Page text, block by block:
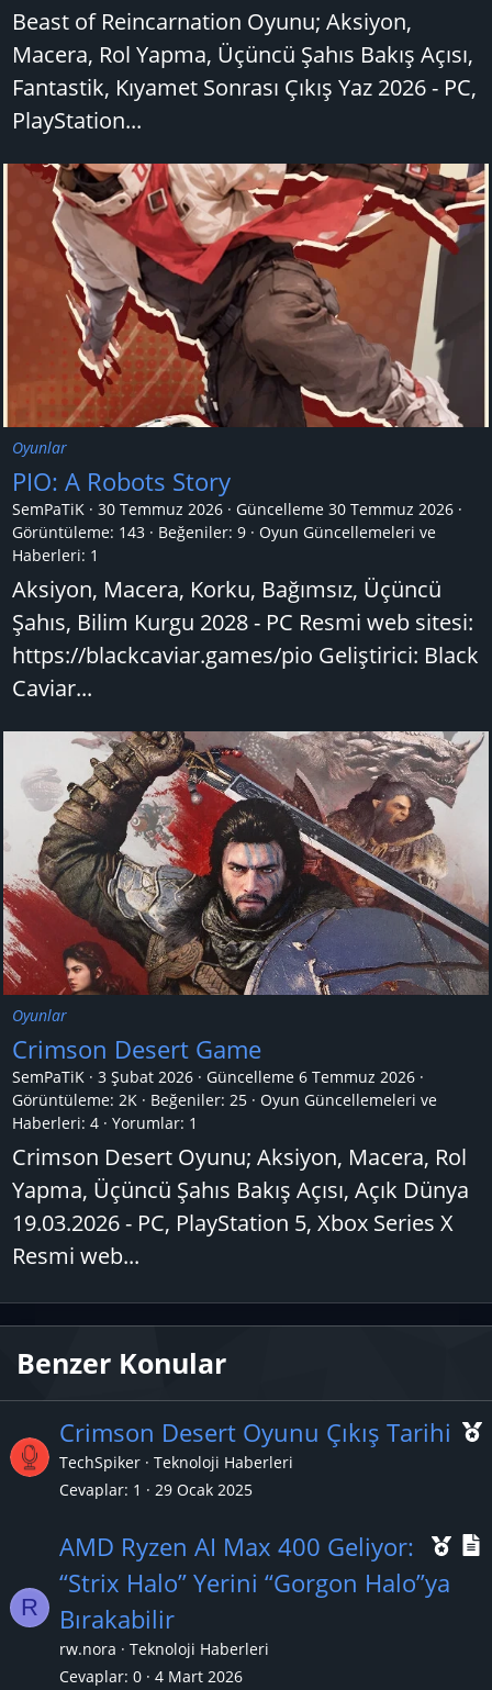
Beast of Reincarnation Oyunu; Aksiyon,
Macera, Rol Yapma, Üçüncü Şahıs Bakış Açısı,
Fantastik, Kıyamet Sonrası Çıkış Yaz 2026 - PC,
PlayStation...
Oyunlar
PIO: A Robots Story
SemPaTiK 30 Temmuz 2026 Güncelleme 30 Temmuz 2026
Görüntüleme: 143
Beğeniler: 9
Oyun Güncellemeleri ve
Haberleri: 1
Aksiyon, Macera, Korku, Bağımsız, Üçüncü
Şahıs, Bilim Kurgu 2028 - PC Resmi web sitesi:
https://blackcaviar.games/pio Geliştirici: Black
Caviar...
Oyunlar
Crimson Desert Game
SemPaTiK 3 Şubat 2026 Güncelleme 6 Temmuz 2026
Görüntüleme: 2K
Beğeniler: 25
Oyun Güncellemeleri ve
Haberleri: 4 Yorumlar: 1
Crimson Desert Oyunu; Aksiyon, Macera, Rol
Yapma, Üçüncü Şahıs Bakış Açısı, Açık Dünya
19.03.2026 - PC, PlayStation 5, Xbox Series X
Resmi web...
Benzer Konular
Crimson Desert Oyunu Çıkış Tarihi
TechSpiker
Teknoloji Haberleri
Cevaplar 1 29 Ocak 2025
R
Ö
AMD Ryzen AI Max 400 Geliyor:
“Strix Halo” Yerini “Gorgon Halo”ya
Bırakabilir
rw.nora
Teknoloji Haberleri
Cevaplar 0 4 Mart 2026